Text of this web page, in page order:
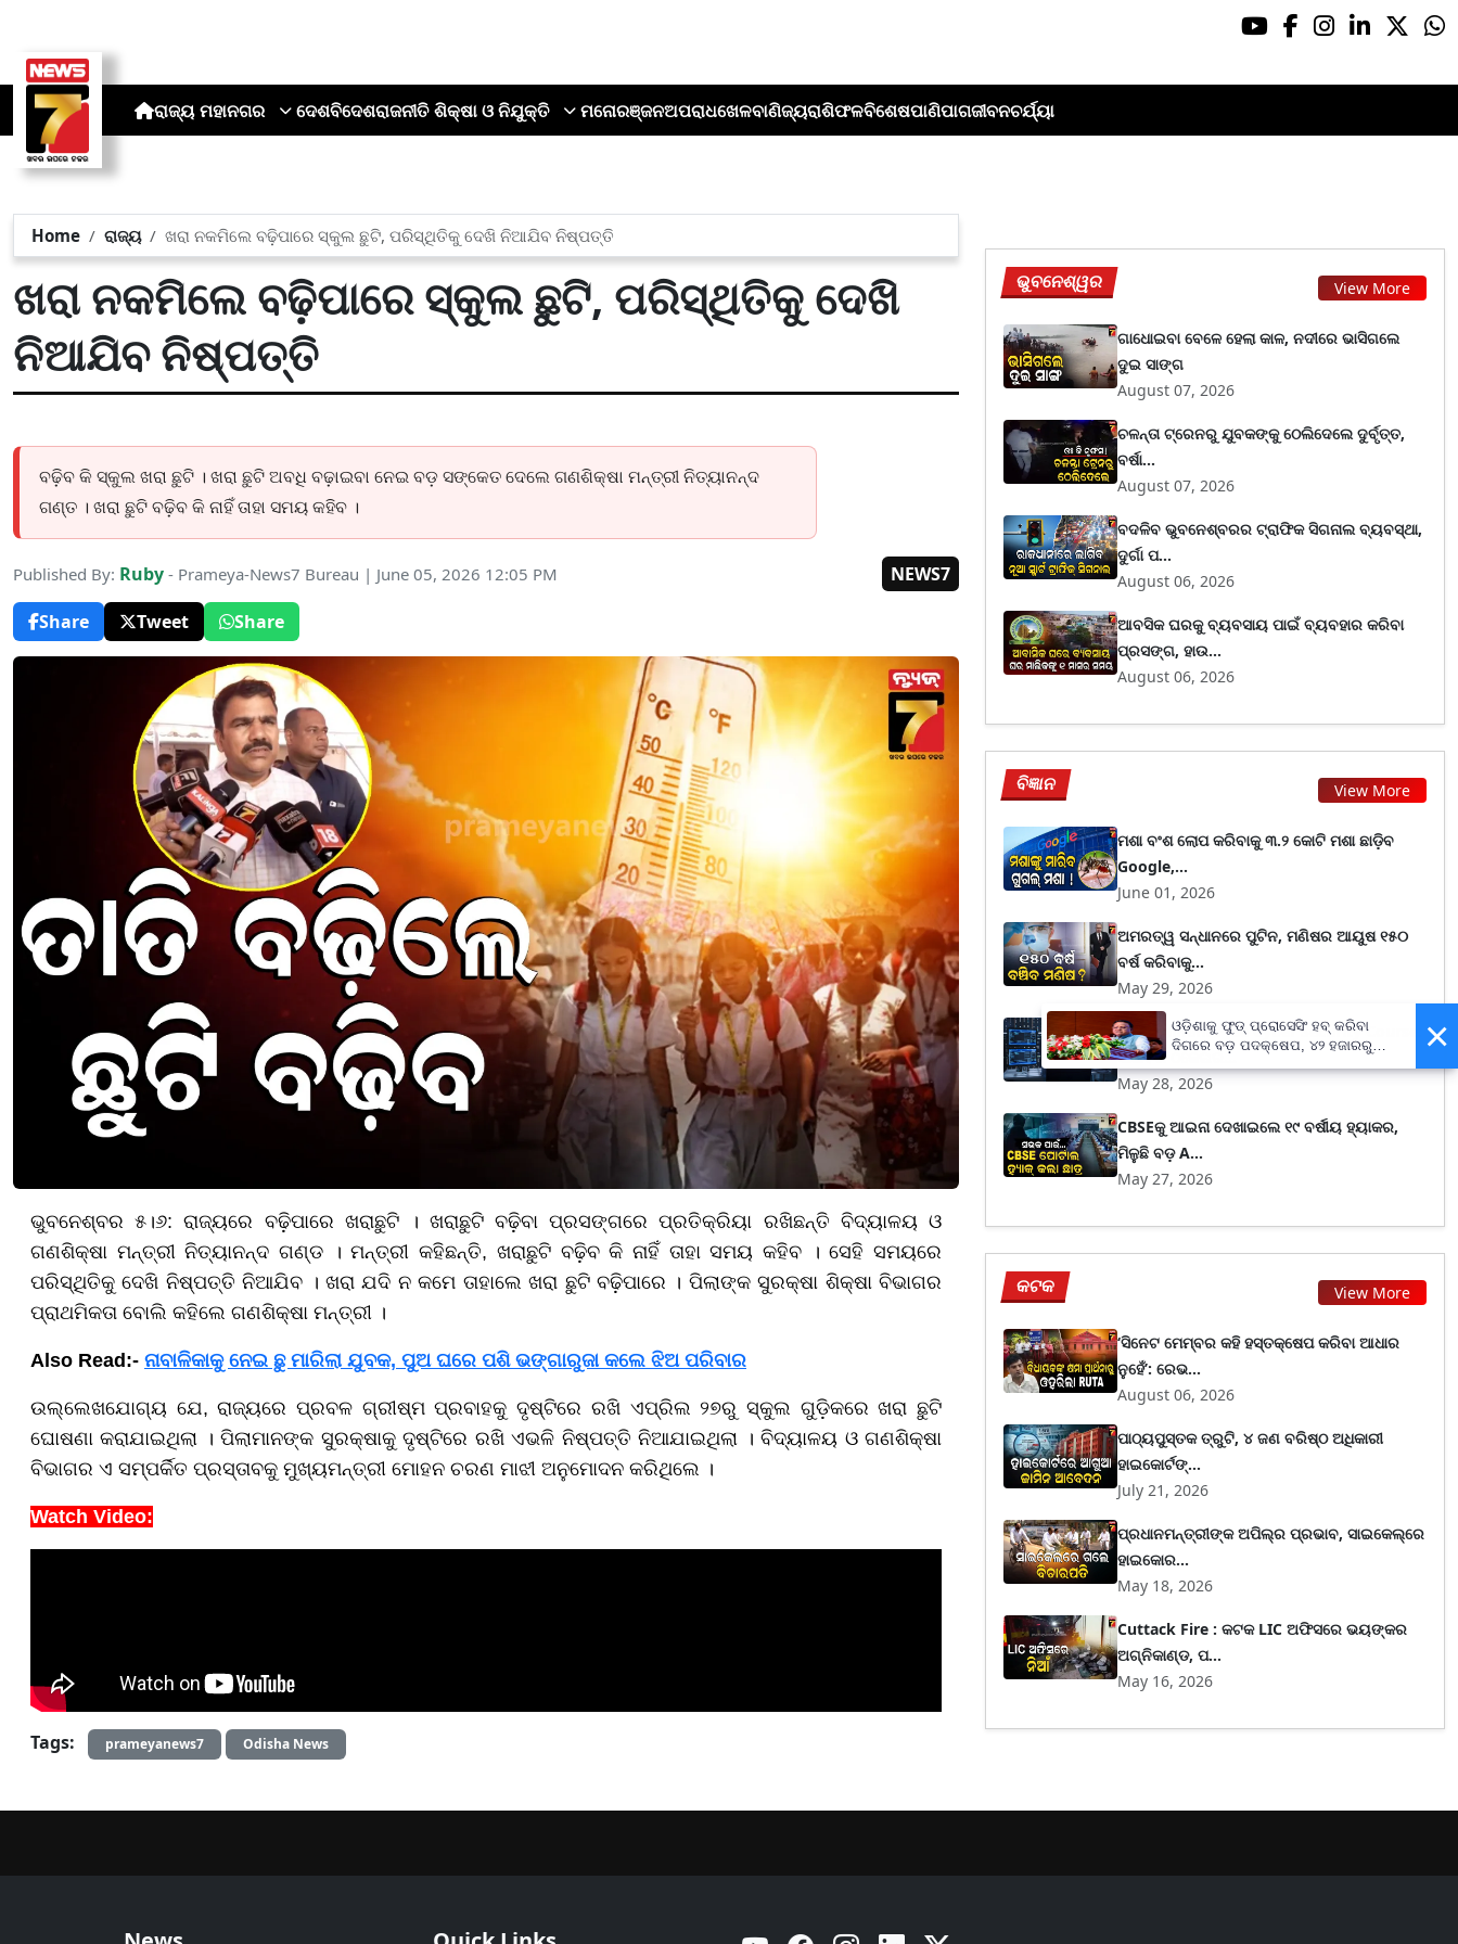
ରାଜ୍ୟ ମହାନଗର ଦେଶବିଦେଶରାଜନୀତି ଶିକ୍ଷା ଓ ନିଯୁକ୍ତି ମନୋରଞ୍ଜନଅପରାଧଖେଳବାଣିଜ୍ୟରାଶିଫଳବିଶେଷପାଣିପାଗଜୀବନଚର୍ଯ୍ୟା
Home ରାଜ୍ୟ ଖରା ନକମିଲେ ବଢ଼ିପାରେ ସ୍କୁଲ ଛୁଟି, ପରିସ୍ଥିତିକୁ ଦେଖି ନିଆଯିବ ନିଷ୍ପତ୍ତି
ଖରା ନକମିଲେ ବଢ଼ିପାରେ ସ୍କୁଲ ଛୁଟି, ପରିସ୍ଥିତିକୁ ଦେଖି
ନିଆଯିବ ନିଷ୍ପତ୍ତି
ବଢ଼ିବ କି ସ୍କୁଲ ଖରା ଛୁଟି । ଖରା ଛୁଟି ଅବଧି ବଢ଼ାଇବା ନେଇ ବଡ଼ ସଙ୍କେତ ଦେଲେ ଗଣଶିକ୍ଷା ମନ୍ତ୍ରୀ ନିତ୍ୟାନନ୍ଦ
ଗଣ୍ତ । ଖରା ଛୁଟି ବଢ଼ିବ କି ନାହିଁ ତାହା ସମୟ କହିବ ।
Published By: Ruby - Prameya-News7 Bureau | June 05, 2026 12:05 PM
NEWS7
Share
Tweet Share
ଭୁବନେଶ୍ବର ୫।୬: ରାଜ୍ୟରେ ବଢ଼ିପାରେ ଖରାଛୁଟି । ଖରାଛୁଟି ବଢ଼ିବା ପ୍ରସଙ୍ଗରେ ପ୍ରତିକ୍ରିୟା ରଖିଛନ୍ତି ବିଦ୍ୟାଳୟ ଓ
ଗଣଶିକ୍ଷା ମନ୍ତ୍ରୀ ନିତ୍ୟାନନ୍ଦ ଗଣ୍ଡ । ମନ୍ତ୍ରୀ କହିଛନ୍ତି, ଖରାଛୁଟି ବଢ଼ିବ କି ନାହିଁ ତାହା ସମୟ କହିବ । ସେହି ସମୟରେ
ପରିସ୍ଥିତିକୁ ଦେଖି ନିଷ୍ପତ୍ତି ନିଆଯିବ । ଖରା ଯଦି ନ କମେ ତାହାଲେ ଖରା ଛୁଟି ବଢ଼ିପାରେ । ପିଲାଙ୍କ ସୁରକ୍ଷା ଶିକ୍ଷା ବିଭାଗର
ପ୍ରାଥମିକତା ବୋଲି କହିଲେ ଗଣଶିକ୍ଷା ମନ୍ତ୍ରୀ ।
Also Read:- ନାବାଳିକାକୁ ନେଇ ଛୁ ମାରିଲା ଯୁବକ, ପୁଅ ଘରେ ପଶି ଭଙ୍ଗାରୁଜା କଲେ ଝିଅ ପରିବାର
ଉଲ୍ଲେଖଯୋଗ୍ୟ ଯେ, ରାଜ୍ୟରେ ପ୍ରବଳ ଗ୍ରୀଷ୍ମ ପ୍ରବାହକୁ ଦୃଷ୍ଟିରେ ରଖି ଏପ୍ରିଲ ୨୭ରୁ ସ୍କୁଲ ଗୁଡ଼ିକରେ ଖରା ଛୁଟି
ଘୋଷଣା କରାଯାଇଥିଲା । ପିଲାମାନଙ୍କ ସୁରକ୍ଷାକୁ ଦୃଷ୍ଟିରେ ରଖି ଏଭଳି ନିଷ୍ପତ୍ତି ନିଆଯାଇଥିଲା । ବିଦ୍ୟାଳୟ ଓ ଗଣଶିକ୍ଷା
ବିଭାଗର ଏ ସମ୍ପର୍କିତ ପ୍ରସ୍ତାବକୁ ମୁଖ୍ୟମନ୍ତ୍ରୀ ମୋହନ ଚରଣ ମାଝୀ ଅନୁମୋଦନ କରିଥିଲେ ।
Watch Video:
Tags: prameyanews7 Odisha News
ଭୁବନେଶ୍ୱର View More
ଗାଧୋଇବା ବେଳେ ହେଲା କାଳ, ନଦୀରେ ଭାସିଗଲେ
ଦୁଇ ସାଙ୍ଗ
August 07, 2026
ଚଳନ୍ତା ଟ୍ରେନରୁ ଯୁବକଙ୍କୁ ଠେଲିଦେଲେ ଦୁର୍ବୃତ୍ତ,
ବର୍ଷା...
August 07, 2026
ବଦଳିବ ଭୁବନେଶ୍ବରର ଟ୍ରାଫିକ ସିଗନାଲ ବ୍ୟବସ୍ଥା,
ଦୁର୍ଗା ପ...
August 06, 2026
ଆବସିକ ଘରକୁ ବ୍ୟବସାୟ ପାଇଁ ବ୍ୟବହାର କରିବା
ପ୍ରସଙ୍ଗ, ହାଉ...
August 06, 2026
ବିଜ୍ଞାନ View More
ମଶା ବଂଶ ଲୋପ କରିବାକୁ ୩.୨ କୋଟି ମଶା ଛାଡ଼ିବ
Google,...
June 01, 2026
ଅମରତ୍ୱ ସନ୍ଧାନରେ ପୁଟିନ, ମଣିଷର ଆୟୁଷ ୧୫୦
ବର୍ଷ କରିବାକୁ...
May 29, 2026
Government Free Cyber Security Course:
ସାଇବର ଠକେଇର...
May 28, 2026
CBSEକୁ ଆଇନା ଦେଖାଇଲେ ୧୯ ବର୍ଷୀୟ ହ୍ୟାକର,
ମିଳୁଛି ବଡ଼ A...
May 27, 2026
କଟକ View More
‘ସିନେଟ ମେମ୍ବର କହି ହସ୍ତକ୍ଷେପ କରିବା ଆଧାର
ନୁହେଁ’: ରେଭ...
August 06, 2026
ପାଠ୍ୟପୁସ୍ତକ ତ୍ରୁଟି, ୪ ଜଣ ବରିଷ୍ଠ ଅଧିକାରୀ
ହାଇକୋର୍ଟଙ୍...
July 21, 2026
ପ୍ରଧାନମନ୍ତ୍ରୀଙ୍କ ଅପିଲ୍‌ର ପ୍ରଭାବ, ସାଇକେଲ୍‌ରେ
ହାଇକୋର...
May 18, 2026
Cuttack Fire : କଟକ LIC ଅଫିସରେ ଭୟଙ୍କର
ଅଗ୍ନିକାଣ୍ଡ, ପ...
May 16, 2026
YouTube Facebook Instagram
×
ଓଡ଼ିଶାକୁ ଫୁଡ୍ ପ୍ରୋସେସିଂ ହବ୍ କରିବା
ଦିଗରେ ବଡ଼ ପଦକ୍ଷେପ, ୪୨ ହଜାରରୁ